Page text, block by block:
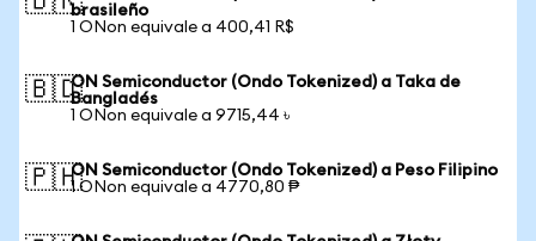
brasileño
1 ONon equivale a 400,41 R$
🇧🇩ON Semiconductor (Ondo Tokenized) a Taka de
Bangladés
1 ONon equivale a 9715,44 ৳
🇵🇭ON Semiconductor (Ondo Tokenized) a Peso Filipino
1 ONon equivale a 4770,80 ₱